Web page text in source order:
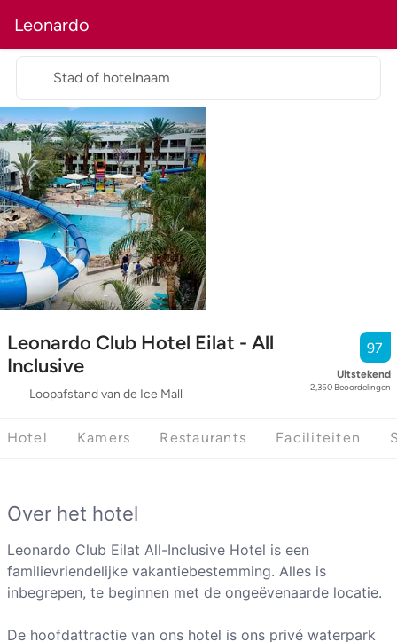
Leonardo
Leonardo Club Hotel Eilat - All
Inclusive
Loopafstand van de Ice Mall
97
Uitstekend
2,350 Beoordelingen
Stad of hotelnaam
Hotel Kamers Restaurants Faciliteiten
Over het hotel
Leonardo Club Eilat All-Inclusive Hotel is een
familievriendelijke vakantiebestemming. Alles is
inbegrepen, te beginnen met de ongeëvenaarde locatie.
De hoofdattractie van ons hotel is ons privé waterpark